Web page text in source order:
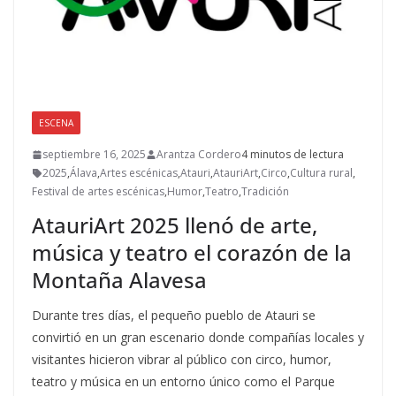
ESCENA
septiembre 16, 2025 Arantza Cordero4 minutos de lectura
2025,Álava,Artes escénicas,Atauri,AtauriArt,Circo,Cultura rural,
Festival de artes escénicas,Humor,Teatro,Tradición
AtauriArt 2025 llenó de arte,
música y teatro el corazón de la
Montaña Alavesa
Durante tres días, el pequeño pueblo de Atauri se
convirtió en un gran escenario donde compañías locales y
visitantes hicieron vibrar al público con circo, humor,
teatro y música en un entorno único como el Parque